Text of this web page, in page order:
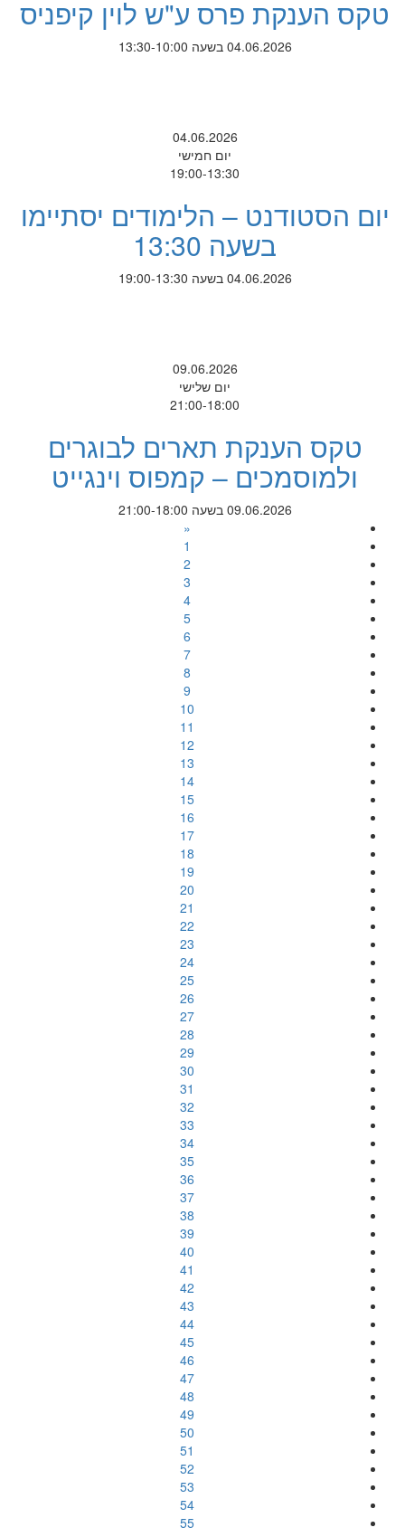
טקס הענקת פרס ע"ש לוין קיפניס
04.06.2026 בשעה 13:30-10:00
04.06.2026
יום חמישי
19:00-13:30
יום הסטודנט – הלימודים יסתיימו
בשעה 13:30
04.06.2026 בשעה 19:00-13:30
09.06.2026
יום שלישי
21:00-18:00
טקס הענקת תארים לבוגרים
ולמוסמכים – קמפוס וינגייט
09.06.2026 בשעה 21:00-18:00
«
1
2
3
4
5
6
7
8
9
10
11
12
13
14
15
16
17
18
19
20
21
22
23
24
25
26
27
28
29
30
31
32
33
34
35
36
37
38
39
40
41
42
43
44
45
46
47
48
49
50
51
52
53
54
55